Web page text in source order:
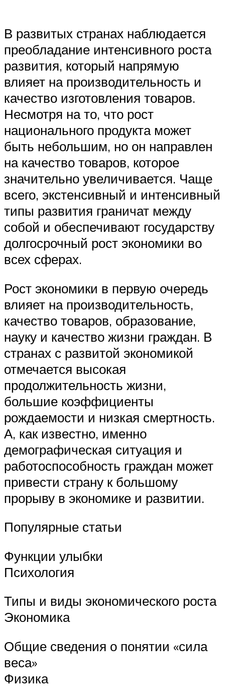
В развитых странах наблюдается
преобладание интенсивного роста
развития, который напрямую
влияет на производительность и
качество изготовления товаров.
Несмотря на то, что рост
национального продукта может
быть небольшим, но он направлен
на качество товаров, которое
значительно увеличивается. Чаще
всего, экстенсивный и интенсивный
типы развития граничат между
собой и обеспечивают государству
долгосрочный рост экономики во
всех сферах.
Рост экономики в первую очередь
влияет на производительность,
качество товаров, образование,
науку и качество жизни граждан. В
странах с развитой экономикой
отмечается высокая
продолжительность жизни,
большие коэффициенты
рождаемости и низкая смертность.
А, как известно, именно
демографическая ситуация и
работоспособность граждан может
привести страну к большому
прорыву в экономике и развитии.
Популярные статьи
Функции улыбки
Психология
Типы и виды экономического роста
Экономика
Общие сведения о понятии «сила
веса»
Физика